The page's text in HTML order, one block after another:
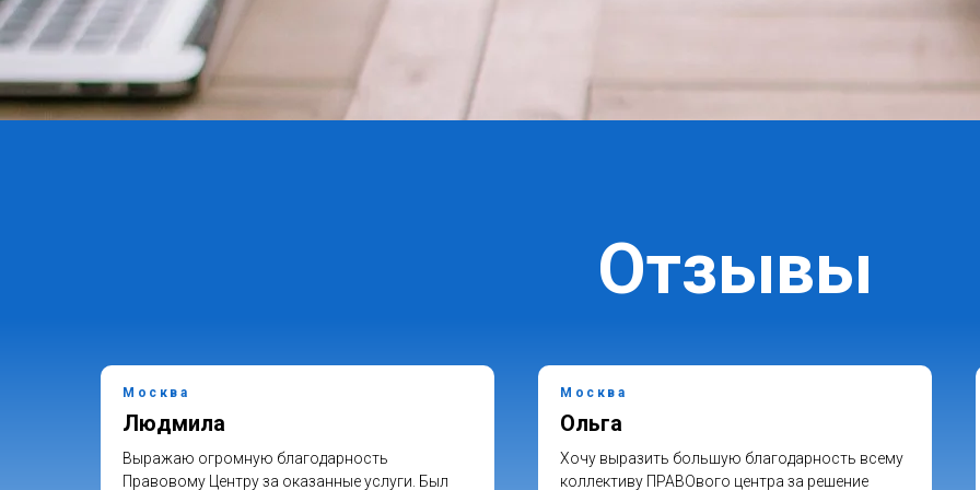
Отзывы
Москва
Людмила
Выражаю огромную благодарность
Правовому Центру за оказанные услуги. Был
Москва
Ольга
Хочу выразить большую благодарность всему
коллективу ПРАВОвого центра за решение